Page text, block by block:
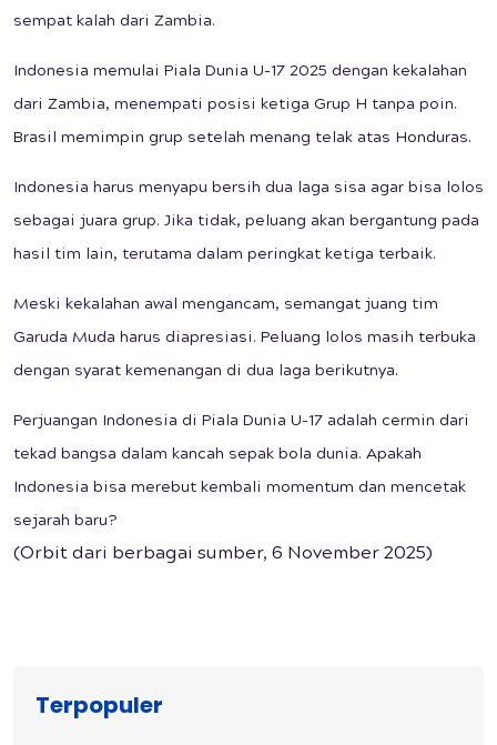
sempat kalah dari Zambia.
Indonesia memulai Piala Dunia U-17 2025 dengan kekalahan
dari Zambia, menempati posisi ketiga Grup H tanpa poin.
Brasil memimpin grup setelah menang telak atas Honduras.
Indonesia harus menyapu bersih dua laga sisa agar bisa lolos
sebagai juara grup. Jika tidak, peluang akan bergantung pada
hasil tim lain, terutama dalam peringkat ketiga terbaik.
Meski kekalahan awal mengancam, semangat juang tim
Garuda Muda harus diapresiasi. Peluang lolos masih terbuka
dengan syarat kemenangan di dua laga berikutnya.
Perjuangan Indonesia di Piala Dunia U-17 adalah cermin dari
tekad bangsa dalam kancah sepak bola dunia. Apakah
Indonesia bisa merebut kembali momentum dan mencetak
sejarah baru?
(Orbit dari berbagai sumber, 6 November 2025)
Terpopuler